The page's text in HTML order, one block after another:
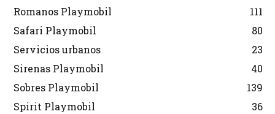
Romanos Playmobil
111
Safari Playmobil
80
Servicios urbanos
23
Sirenas Playmobil
40
Sobres Playmobil
139
Spirit Playmobil
36